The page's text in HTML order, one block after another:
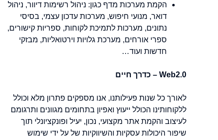
הקמת מערכות מדף כגון: ניהול רשימות דיוור, ניהול
דואר, מנועי חיפוש, מערכות עדכון עצמי, בסיסי
נתונים, מערכות לתמיכת לקוחות, ספריות קישורים,
ספרי אורחים, מערכת גלויות וירטואליות, מבזקי
חדשות ועוד…
Web2.0 – כדרך חיים
לאורך כל שנות פעילותנו, אנו מספקים פתרון מלא וכולל
ללקוחותינו הכולל ייעוץ ואפיון בתחומים מגוונים ותרגומם
לעיצוב והקמת אתר מקצועי, נכון, יעיל ופונקציונלי תוך
שיפור היכולות עסקיות והשיווקיות של על ידי שימוש